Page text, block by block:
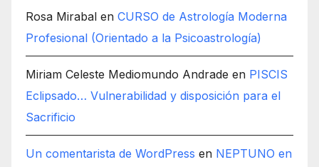
Rosa Mirabal en CURSO de Astrología Moderna
Profesional (Orientado a la Psicoastrología)
Miriam Celeste Mediomundo Andrade en PISCIS
Eclipsado… Vulnerabilidad y disposición para el
Sacrificio
Un comentarista de WordPress en NEPTUNO en